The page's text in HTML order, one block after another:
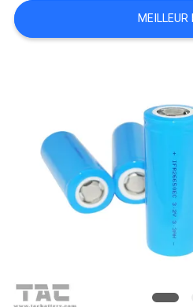
CAS
CITATION
PRIVACY
MEILLEUR